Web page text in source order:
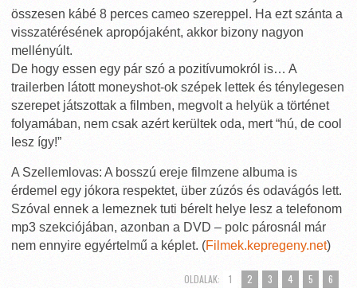
összesen kábé 8 perces cameo szereppel. Ha ezt szánta a
visszatérésének apropójaként, akkor bizony nagyon
mellényúlt.
De hogy essen egy pár szó a pozitívumokról is… A
trailerben látott moneyshot-ok szépek lettek és ténylegesen
szerepet játszottak a filmben, megvolt a helyük a történet
folyamában, nem csak azért kerültek oda, mert “hú, de cool
lesz így!”
A Szellemlovas: A bosszú ereje filmzene albuma is
érdemel egy jókora respektet, über zúzós és odavágós lett.
Szóval ennek a lemeznek tuti bérelt helye lesz a telefonom
mp3 szekciójában, azonban a DVD – polc párosnál már
nem ennyire egyértelmű a képlet. (Filmek.kepregeny.net)
OLDALAK: 1 2 3 4 5 6